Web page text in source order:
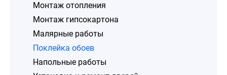
Монтаж отопления
Монтаж гипсокартона
Малярные работы
Поклейка обоев
Напольные работы